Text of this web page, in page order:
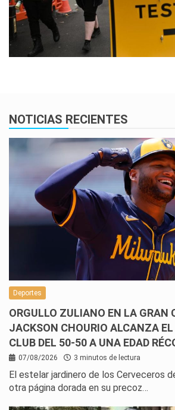
NOTICIAS RECIENTES
Deportes
ORGULLO ZULIANO EN LA GRAN
JACKSON CHOURIO ALCANZA
CLUB DEL 50-50 A UNA EDAD
07/08/2026 3 minutos de lectura
El estelar jardinero de los Cerveceros
otra página dorada en su precoz…